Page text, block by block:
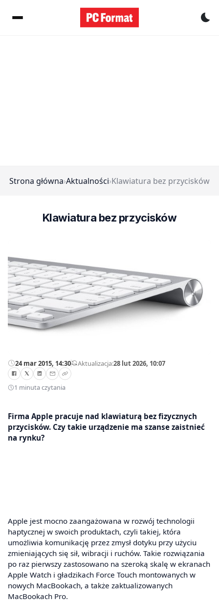
Strona główna›Aktualności›Klawiatura bez przycisków
Klawiatura bez przycisków
24 mar 2015, 14:30—Aktualizacja:28 lut 2026, 10:07
1 minuta czytania
Firma Apple pracuje nad klawiaturą bez fizycznych
przycisków. Czy takie urządzenie ma szanse zaistnieć
na rynku?
Apple jest mocno zaangażowana w rozwój technologii
haptycznej w swoich produktach, czyli takiej, która
umożliwia komunikację przez zmysł dotyku przy użyciu
zmieniających się sił, wibracji i ruchów. Takie rozwiązania
po raz pierwszy zastosowano na szeroką skalę w ekranach
Apple Watch i gładzikach Force Touch montowanych w
nowych MacBookach, a także zaktualizowanych
MacBookach Pro.